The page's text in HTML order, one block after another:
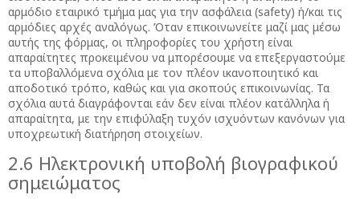
αρμόδιο εταιρικό τμήμα μας για την ασφάλεια (safety) ή/και τις
αρμόδιες αρχές αναλόγως. Όταν επικοινωνείτε μαζί μας μέσω
αυτής της φόρμας, οι πληροφορίες του χρήστη είναι
απαραίτητες προκειμένου να μπορέσουμε να επεξεργαστούμε
τα υποβαλλόμενα σχόλια με τον πλέον ικανοποιητικό και
αποδοτικό τρόπο, καθώς και για σκοπούς επικοινωνίας. Τα
σχόλια αυτά διαγράφονται εάν δεν είναι πλέον κατάλληλα ή
απαραίτητα, με την επιφύλαξη τυχόν ισχυόντων κανόνων για
υποχρεωτική διατήρηση στοιχείων.
2.6 Ηλεκτρονική υποβολή βιογραφικού
σημειώματος